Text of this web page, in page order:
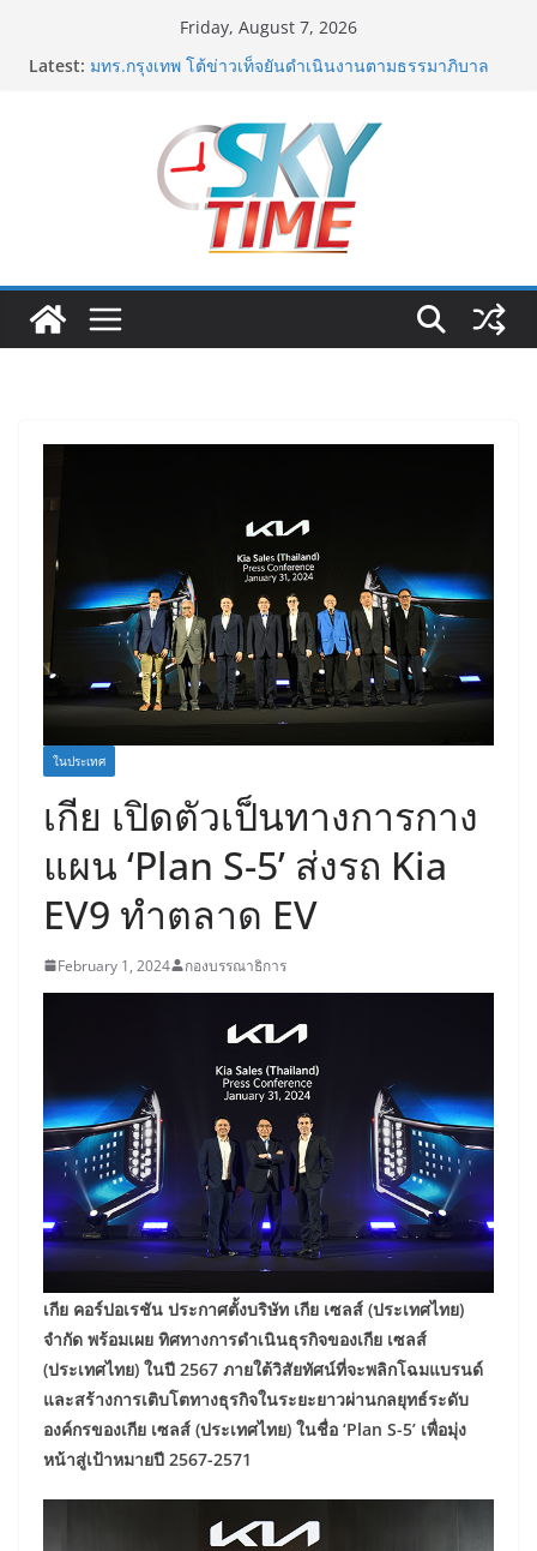
Friday, August 7, 2026
Latest:
ม.วลัยลักษณ์ จับมือ รพ.กรุงเทพสิริโรจน์ ยกระดับ
สารสนเทศการแพทย์-เวชศาสตร์ป้องกัน สู่ศูนย์กลางภาค
มทร.กรุงเทพ โต้ข่าวเท็จยันดำเนินงานตามธรรมาภิบาล
แจงชัด MOU–หลักสูตร–วีซ่าถูกต้องตามกฎหมาย พร้อมจ่อ
ดำเนินคดีผู้บิดเบือนข้อมูล
ฟุตซอลไทย พ่าย รัสเซีย 1-7 ส่งท้ายรายการ คอนติเนนทัล
ฟุตซอล แชมเปี้ยนชิพ 2026
ททท. เดินหน้ารุกตลาด Corporate Travel ดึงเอเย่นต์กว่า
ภาคตะวันออกสู่จุดหมายปลายทางคุณภาพ
ททท. ต้อนรับเที่ยวบินปฐมฤกษ์สายการบิน TransNusa
ในประเทศ
เกีย เปิดตัวเป็นทางการกาง
แผน ‘Plan S-5’ ส่งรถ Kia
EV9 ทำตลาด EV
February 1, 2024 กองบรรณาธิการ
เกีย คอร์ปอเรชัน ประกาศตั้งบริษัท เกีย เซลส์ (ประเทศไทย)
จำกัด พร้อมเผย ทิศทางการดำเนินธุรกิจของเกีย เซลส์
(ประเทศไทย) ในปี 2567 ภายใต้วิสัยทัศน์ที่จะพลิกโฉมแบรนด์
และสร้างการเติบโตทางธุรกิจในระยะยาวผ่านกลยุทธ์ระดับ
องค์กรของเกีย เซลส์ (ประเทศไทย) ในชื่อ ‘Plan S-5’ เพื่อมุ่ง
หน้าสู่เป้าหมายปี 2567-2571